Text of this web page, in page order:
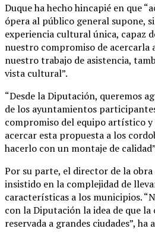
Duque ha hecho hincapié en que
ópera al público general supone,
experiencia cultural única, capaz
nuestro compromiso de acercarla
nuestro trabajo de asistencia,
vista cultural”.
“Desde la Diputación, queremos
de los ayuntamientos
compromiso del equipo artístico
acercar esta propuesta a los
hacerlo con un montaje de
Por su parte, el director de la
insistido en la complejidad de
características a los municipios.
con la Diputación la idea de que
reservada a grandes ciudades”, ha